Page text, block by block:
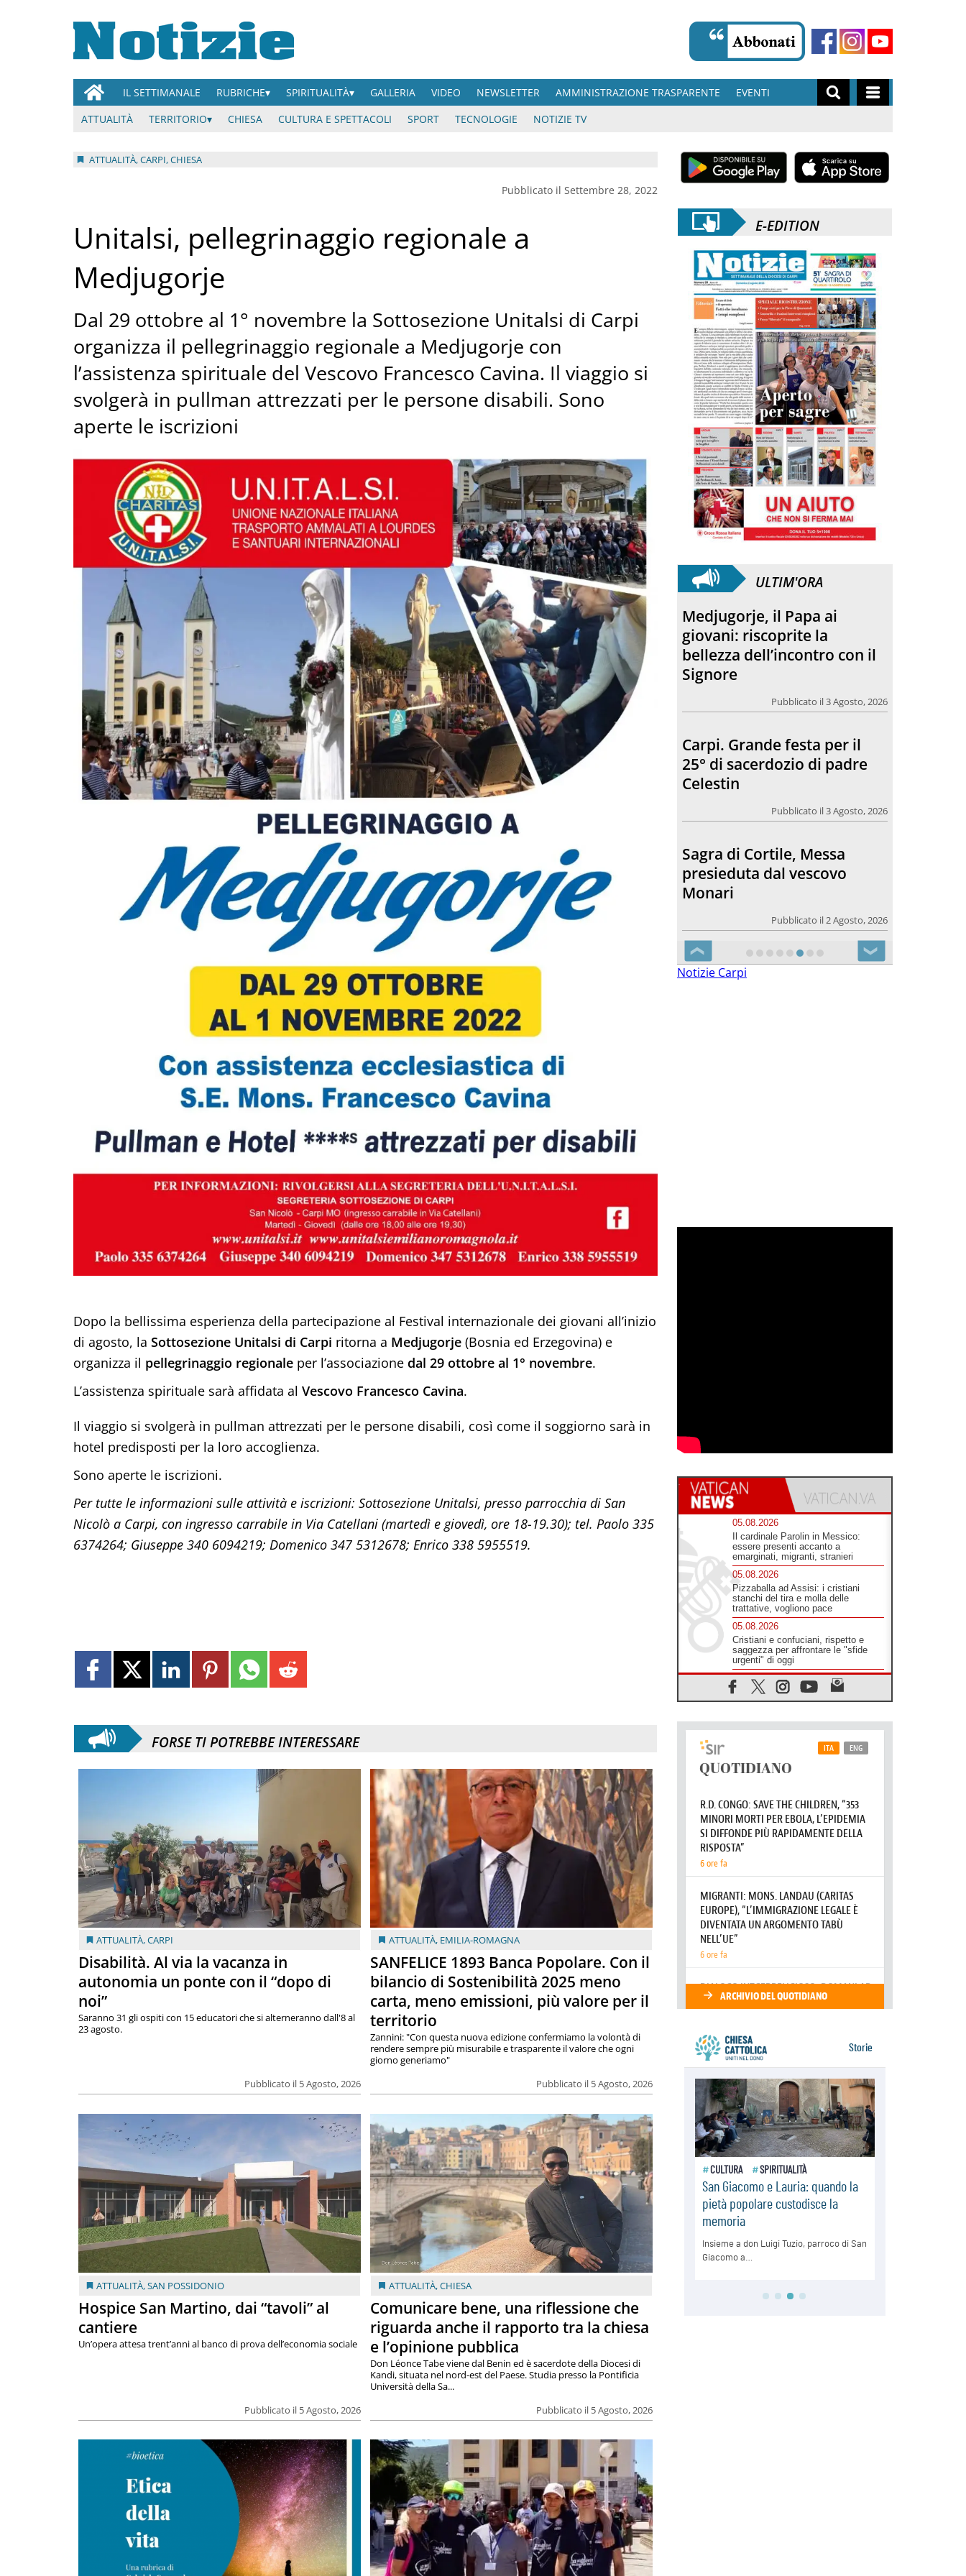
IL SETTIMANALE RUBRICHE SPIRITUALITÀ GALLERIA VIDEO NEWSLETTER AMMINISTRAZIONE TRASPARENTE
EVENTI
ATTUALITÀ
TERRITORIO CHIESA CULTURA E SPETTACOLI SPORT TECNOLOGIE NOTIZIE TV
ATTUALITÀ, CARPI, CHIESA
Pubblicato il Settembre 28, 2022
Unitalsi, pellegrinaggio regionale a
Medjugorje
Dal 29 ottobre al 1° novembre la Sottosezione Unitalsi di Carpi
organizza il pellegrinaggio regionale a Medjugorje con
l’assistenza spirituale del Vescovo Francesco Cavina. Il viaggio si
svolgerà in pullman attrezzati per le persone disabili. Sono
aperte le iscrizioni
Dopo la bellissima esperienza della partecipazione al Festival internazionale dei giovani all’inizio
di agosto, la Sottosezione Unitalsi di Carpi ritorna a Medjugorje (Bosnia ed Erzegovina) e
organizza il pellegrinaggio regionale per l’associazione dal 29 ottobre al 1° novembre.
L’assistenza spirituale sarà affidata al Vescovo Francesco Cavina.
Il viaggio si svolgerà in pullman attrezzati per le persone disabili, così come il soggiorno sarà in
hotel predisposti per la loro accoglienza.
Sono aperte le iscrizioni.
Per tutte le informazioni sulle attività e iscrizioni: Sottosezione Unitalsi, presso parrocchia di San
Nicolò a Carpi, con ingresso carrabile in Via Catellani (martedì e giovedì, ore 18-19.30); tel. Paolo 335
6374264; Giuseppe 340 6094219; Domenico 347 5312678; Enrico 338 5955519.
FORSE TI POTREBBE INTERESSARE
ATTUALITÀ,CARPI
Disabilità. Al via la vacanza in
autonomia un ponte con il “dopo di
noi”
Pubblicato il 5 Agosto, 2026
Saranno 31 gli ospiti con 15 educatori che si alterneranno dall'8 al
23 agosto.
ATTUALITÀ, EMILIA-ROMAGNA
SANFELICE 1893 Banca Popolare. Con il
bilancio di Sostenibilità 2025 meno
carta, meno emissioni, più valore per il
territorio
Pubblicato il 5 Agosto, 2026
Zannini: "Con questa nuova edizione confermiamo la volontà di
rendere sempre più misurabile e trasparente il valore che ogni
giorno generiamo"
ATTUALITÀ,SAN POSSIDONIO
Hospice San Martino, dai “tavoli” al
cantiere
Pubblicato il 5 Agosto, 2026
Un’opera attesa trent’anni al banco di prova dell’economia sociale
ATTUALITÀ,CHIESA
Comunicare bene, una riflessione che
riguarda anche il rapporto tra la chiesa
e l’opinione pubblica
Pubblicato il 5 Agosto, 2026
Don Léonce Tabe viene dal Benin ed è sacerdote della Diocesi di
Kandi, situata nel nord-est del Paese. Studia presso la Pontificia
Università della Sa...
E-EDITION
ULTIM'ORA
Medjugorje, il Papa ai
giovani: riscoprite la
bellezza dell’incontro con il
Signore
Pubblicato il 3 Agosto, 2026
Carpi. Grande festa per il
25° di sacerdozio di padre
Celestin
Pubblicato il 3 Agosto, 2026
Sagra di Cortile, Messa
presieduta dal vescovo
Monari
Pubblicato il 2 Agosto, 2026
❮ ❯
Notizie Carpi
05.08.2026
Il cardinale Parolin in Messico:
essere presenti accanto a
emarginati, migranti, stranieri
05.08.2026
Pizzaballa ad Assisi: i cristiani
stanchi del tira e molla delle
trattative, vogliono pace
05.08.2026
Cristiani e confuciani, rispetto e
saggezza per affrontare le "sfide
urgenti" di oggi
05.08.2026
Santa Maria Maggiore, Makrickas:
la grazia di Dio scende ancora sul
05.08.2026
I giovani attendono il Papa ad
Assisi: "I social non saziano,
vogliamo cose grandi"
"sentinelle vigili", è la santità a
rendere credibili
05.08.2026
Dal Papa all'udienza generale la
05.08.2026
Ucraina, il nunzio: preoccupa
sentire chi benedice la guerra. Il
Papa unica voce di pace
05.08.2026
Venezuela, don Pagniello: "Nel
Migranti, UE compatta su Ceuta:
superata una prova difficile